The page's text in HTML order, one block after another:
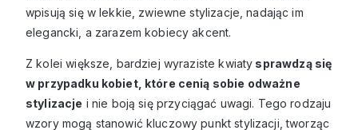
wpisują się w lekkie, zwiewne stylizacje, nadając im
elegancki, a zarazem kobiecy akcent.
Z kolei większe, bardziej wyraziste kwiaty sprawdzą się
w przypadku kobiet, które cenią sobie odważne
stylizacje i nie boją się przyciągać uwagi. Tego rodzaju
wzory mogą stanowić kluczowy punkt stylizacji, tworząc